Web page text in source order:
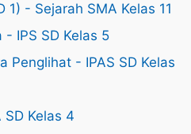
1) - Sejarah SMA Kelas 11
IPS SD Kelas 5
Penglihat - IPAS SD Kelas
SD Kelas 4